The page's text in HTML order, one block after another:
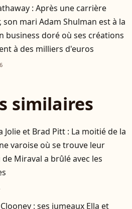
: Après une carrière
son mari Adam Shulman est à la
business doré où ses créations
à des milliers d'euros
similaires
Jolie et Brad Pitt : La moitié de la
varoise où se trouve leur
Miraval a brûlé avec les
: ses jumeaux Ella et